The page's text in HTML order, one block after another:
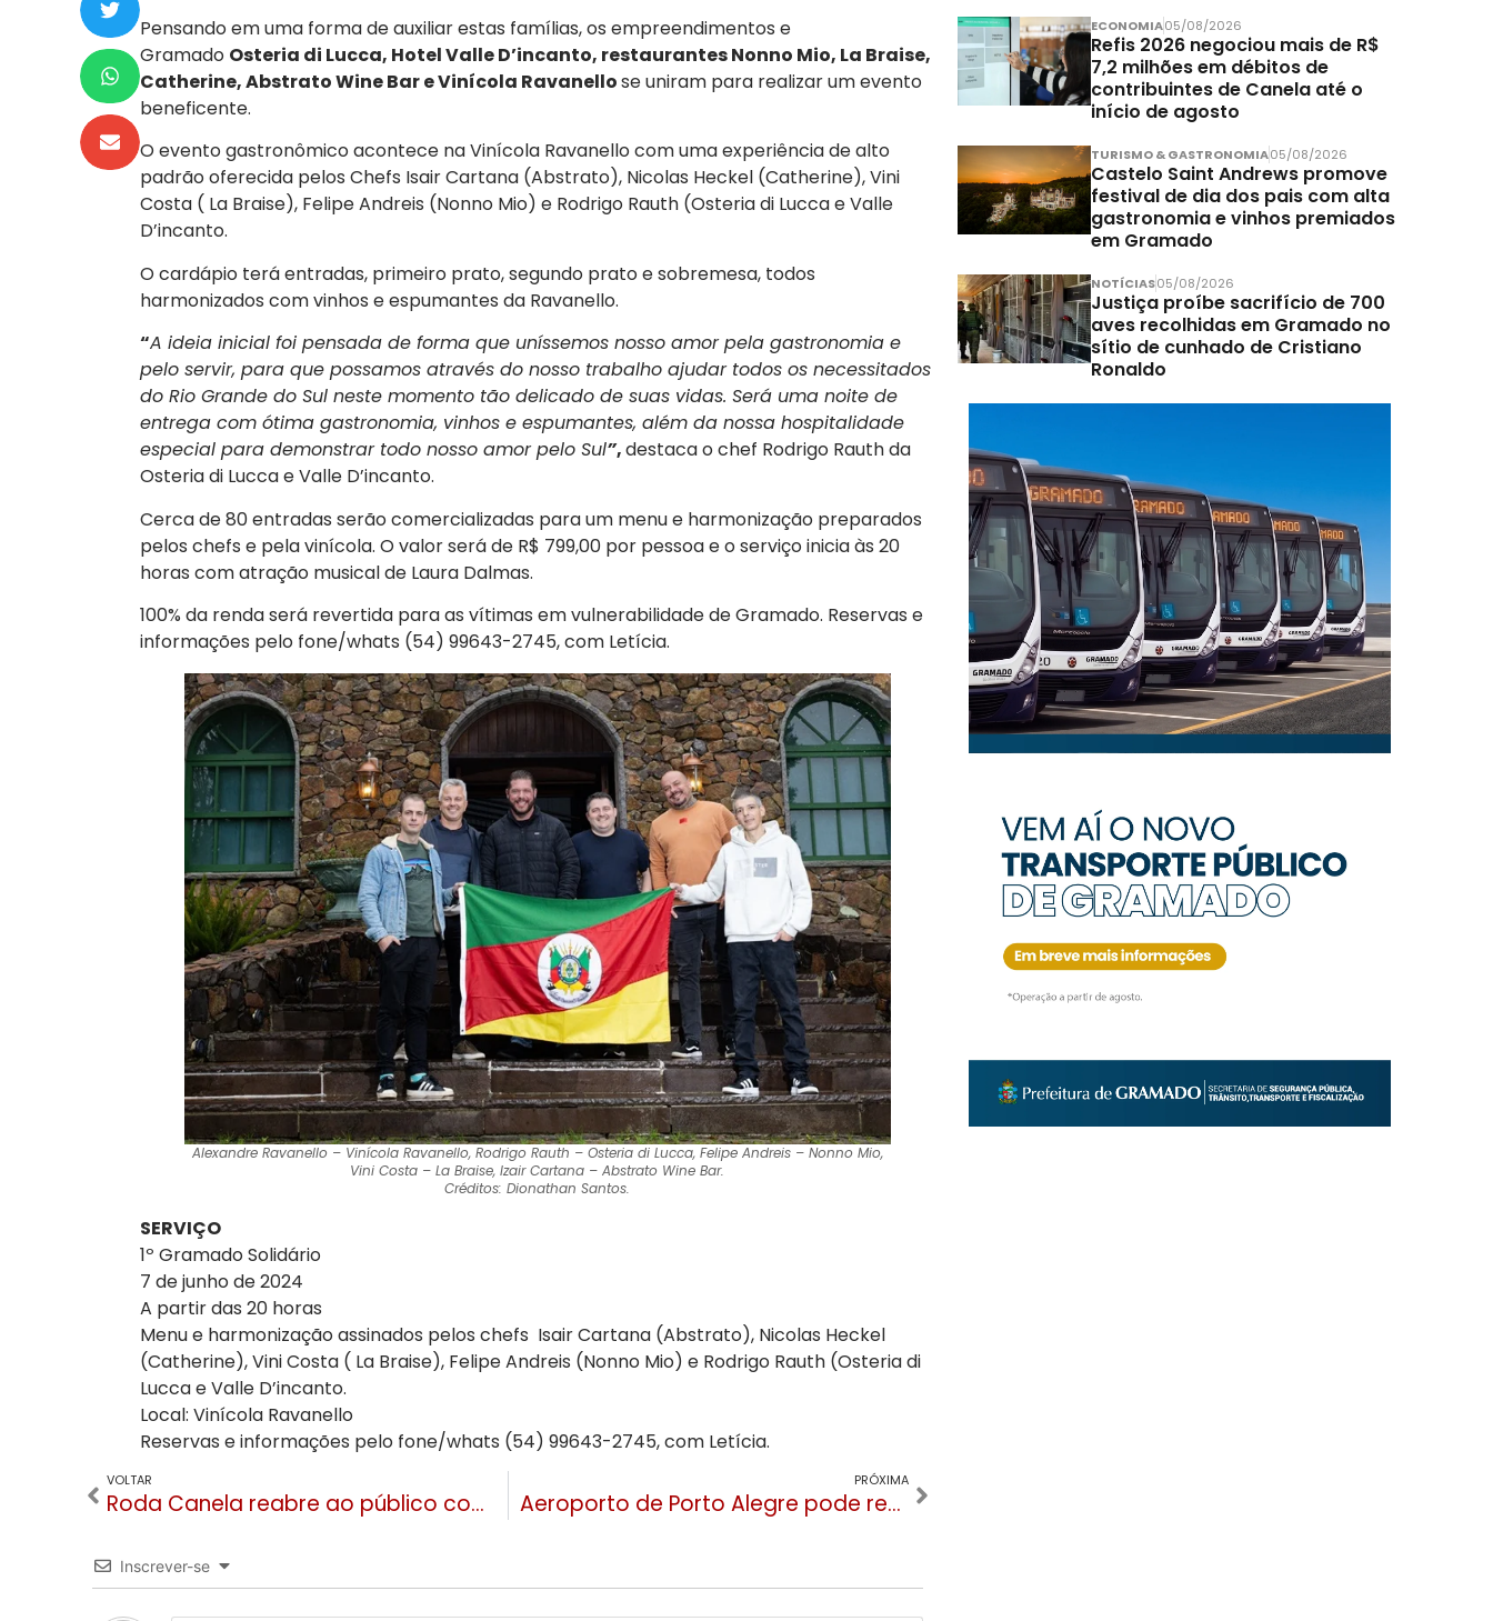
Pensando em uma forma de auxiliar estas famílias, os empreendimentos e
Gramado Osteria di Lucca, Hotel Valle D’incanto, restaurantes Nonno Mio, La Braise,
Catherine, Abstrato Wine Bar e Vinícola Ravanellose uniram para realizar um evento
beneficente.
O evento gastronômico acontece na Vinícola Ravanello com uma experiência de alto
padrão oferecida pelos Chefs Isair Cartana (Abstrato), Nicolas Heckel (Catherine), Vini
Costa ( La Braise), Felipe Andreis (Nonno Mio) e Rodrigo Rauth (Osteria di Lucca e Valle
D’incanto.
O cardápio terá entradas, primeiro prato, segundo prato e sobremesa, todos
harmonizados com vinhos e espumantes da Ravanello.
“A ideia inicial foi pensada de forma que uníssemos nosso amor pela gastronomia e
pelo servir, para que possamos através do nosso trabalho ajudar todos os necessitados
do Rio Grande do Sul neste momento tão delicado de suas vidas. Será uma noite de
entrega com ótima gastronomia, vinhos e espumantes, além da nossa hospitalidade
especial para demonstrar todo nosso amor pelo Sul”,destaca o chef Rodrigo Rauth da
Osteria di Lucca e Valle D’incanto.
Cerca de 80 entradas serão comercializadas para um menu e harmonização preparados
pelos chefs e pela vinícola. O valor será de R$ 799,00 por pessoa e o serviço inicia às 20
horas com atração musical de Laura Dalmas.
100% da renda será revertida para as vítimas em vulnerabilidade de Gramado. Reservas e
informações pelo fone/whats (54) 99643-2745, com Letícia.
Alexandre Ravanello – Vinícola Ravanello, Rodrigo Rauth – Osteria di Lucca, Felipe Andreis – Nonno Mio,
Vini Costa – La Braise, Izair Cartana – Abstrato Wine Bar.
Créditos: Dionathan Santos.
SERVIÇO
1º Gramado Solidário
7 de junho de 2024
A partir das 20 horas
Menu e harmonização assinados pelos chefs Isair Cartana (Abstrato), Nicolas Heckel
(Catherine), Vini Costa ( La Braise), Felipe Andreis (Nonno Mio) e Rodrigo Rauth (Osteria di
Lucca e Valle D’incanto.
Local: Vinícola Ravanello
Reservas e informações pelo fone/whats (54) 99643-2745, com Letícia.
VOLTAR
Roda Canela reabre ao público com ingressos a 35 reais para morador
PRÓXIMA
Aeroporto de Porto Alegre pode reabrir somente em dezembro
Inscrever-se
ECONOMIA05/08/2026
Refis 2026 negociou mais de R$
7,2 milhões em débitos de
contribuintes de Canela até o
início de agosto
TURISMO & GASTRONOMIA05/08/2026
Castelo Saint Andrews promove
festival de dia dos pais com alta
gastronomia e vinhos premiados
em Gramado
NOTÍCIAS05/08/2026
Justiça proíbe sacrifício de 700
aves recolhidas em Gramado no
sítio de cunhado de Cristiano
Ronaldo